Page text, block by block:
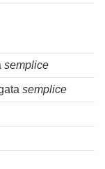
semplice
semplice